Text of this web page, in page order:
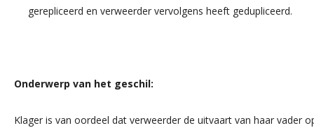
gerepliceerd en verweerder vervolgens heeft gedupliceerd.
Onderwerp van het geschil:
Klager is van oordeel dat verweerder de uitvaart van haar vader